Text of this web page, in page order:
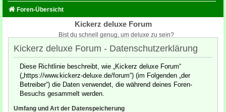
Foren-Übersicht
Kickerz deluxe Forum
Bist du schnell genug, um deluxe zu sein?
Kickerz deluxe Forum - Datenschutzerklärung
Diese Richtlinie beschreibt, wie „Kickerz deluxe Forum“
(„https://www.kickerz-deluxe.de/forum“) (im Folgenden „der
Betreiber“) die Daten verwendet, die während deines Foren-
Besuchs gesammelt werden.
Umfang und Art der Datenspeicherung